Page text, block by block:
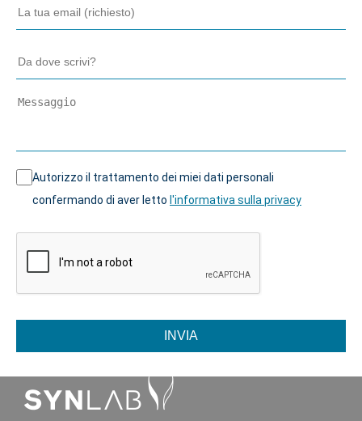
Autorizzo il trattamento dei miei dati personali
confermando di aver letto l'informativa sulla privacy
INVIA